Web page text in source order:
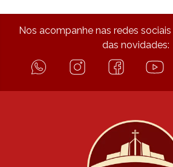
Nos acompanhe nas redes
das novidades: